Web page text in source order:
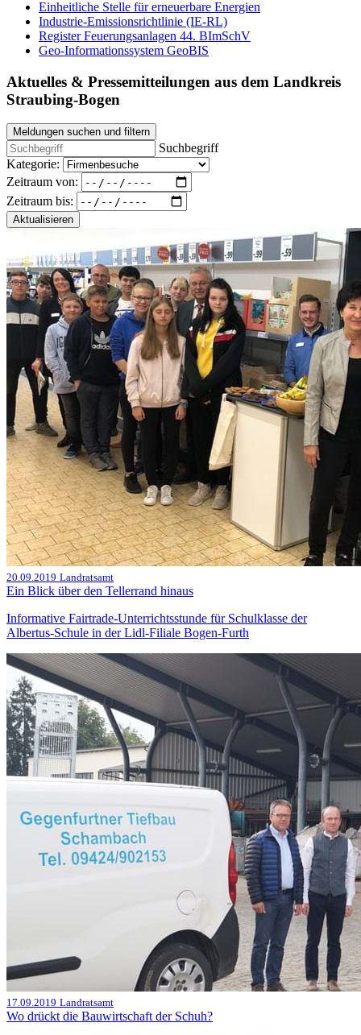
Einheitliche Stelle für erneuerbare Energien
Industrie-Emissionsrichtlinie (IE-RL)
Register Feuerungsanlagen 44. BImSchV
Geo-Informationssystem GeoBIS
Aktuelles & Pressemitteilungen aus dem Landkreis
Straubing-Bogen
Meldungen suchen und filtern
Suchbegriff
Kategorie:
Zeitraum von:
Zeitraum bis:
Aktualisieren
20.09.2019 Landratsamt
Ein Blick über den Tellerrand hinaus
Informative Fairtrade-Unterrichtsstunde für Schulklasse der
Albertus-Schule in der Lidl-Filiale Bogen-Furth
17.09.2019 Landratsamt
Wo drückt die Bauwirtschaft der Schuh?